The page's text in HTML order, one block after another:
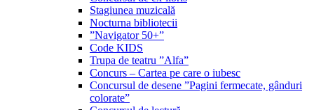
Stagiunea muzicală
Nocturna bibliotecii
”Navigator 50+”
Code KIDS
Trupa de teatru ”Alfa”
Concurs – Cartea pe care o iubesc
Concursul de desene ”Pagini fermecate, gânduri
colorate”